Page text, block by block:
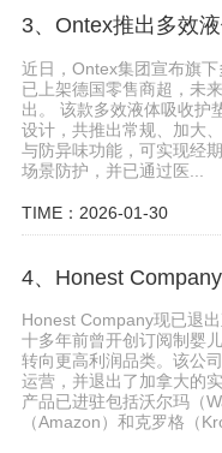
3、Ontex推出多效
近日，Ontex集团宣布旗
已上架德国零售商超，未
出。 该款多效液体吸收护
设计，共推出常规、加大
与防异味功能，可实现经
场景防护，并已通过医...
TIME：2026-01-30
Honest Company现已退
十多年前曾开创订阅制婴
转向更高利润品类。该公
运营，并退出了加拿大的
产品已进驻包括沃尔玛（
（Amazon）和克罗格（